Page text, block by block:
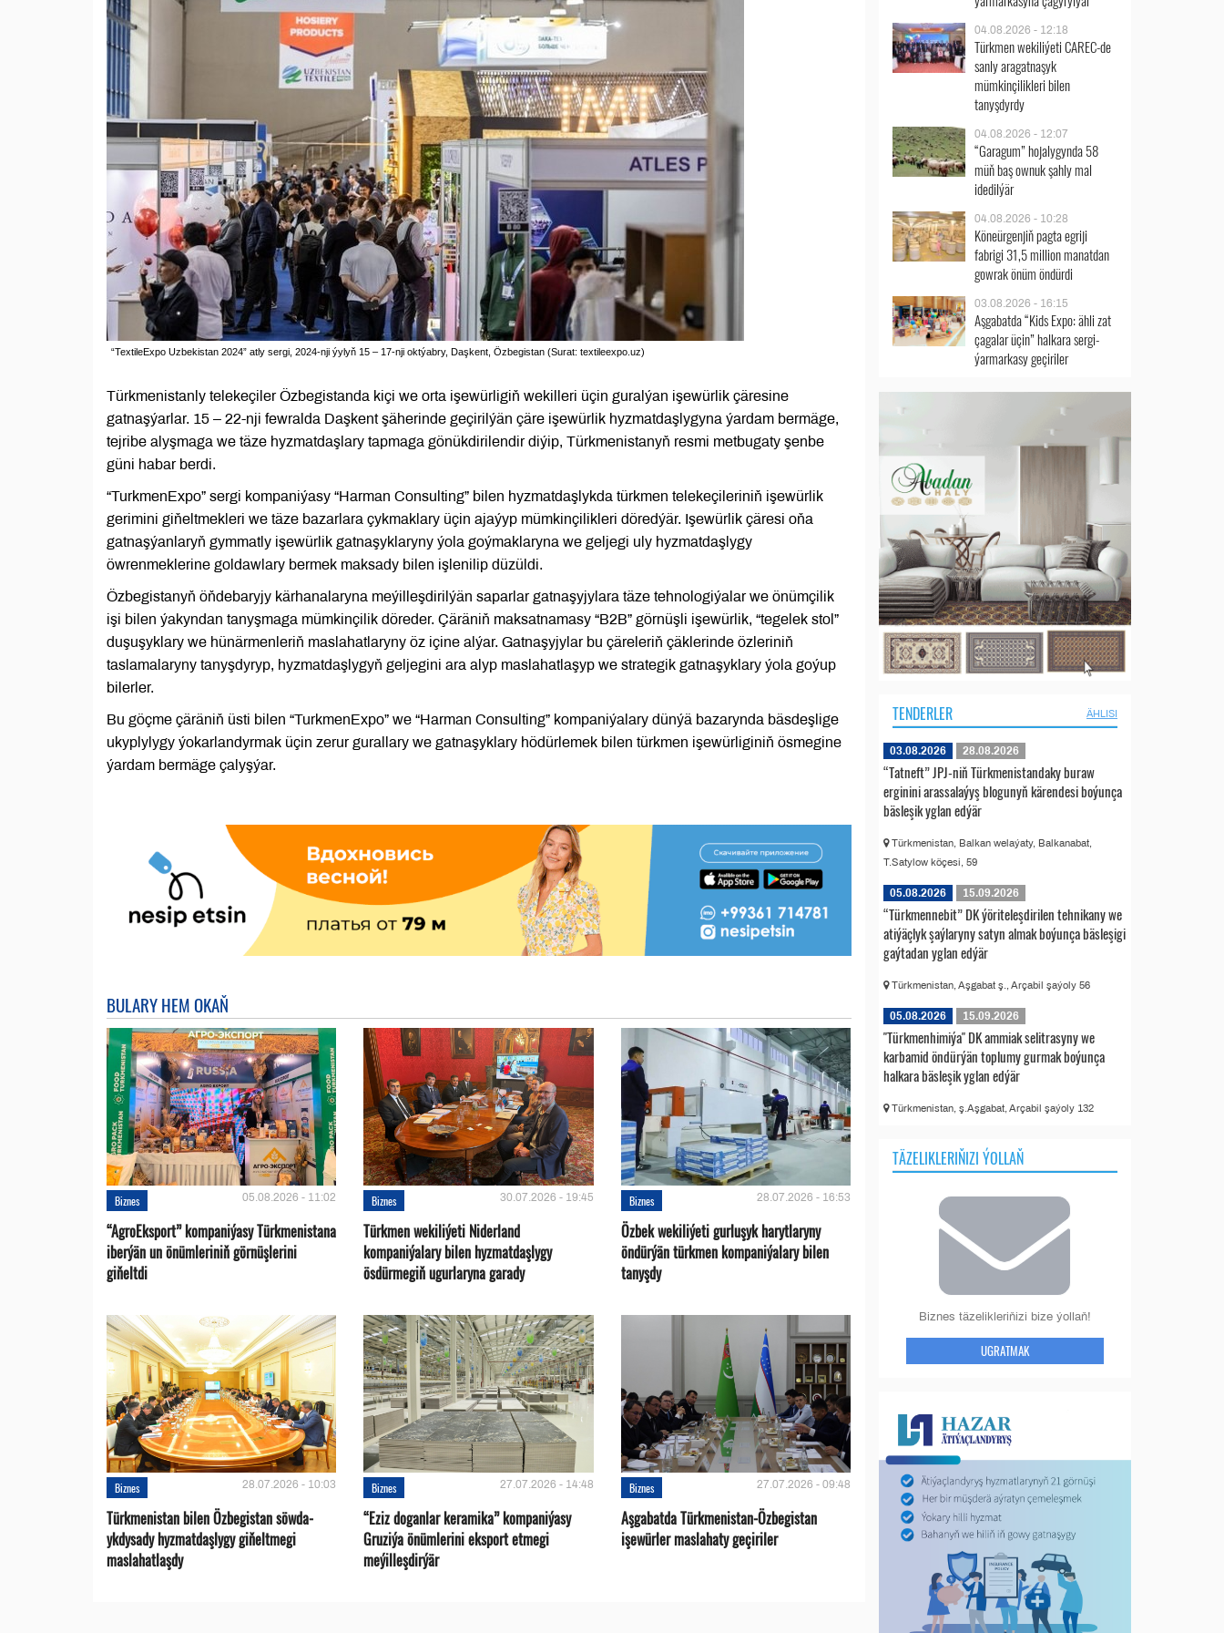
“TextileExpo Uzbekistan 2024” atly sergi, 2024-nji ýylyň 15 – 17-nji oktýabry, Daşkent, Özbegistan (Surat: textileexpo.uz)
Türkmenistanly telekeçiler Özbegistanda kiçi we orta işewürligiň wekilleri üçin guralýan işewürlik çäresine
gatnaşýarlar. 15 – 22-nji fewralda Daşkent şäherinde geçirilýän çäre işewürlik hyzmatdaşlygyna ýardam bermäge,
tejribe alyşmaga we täze hyzmatdaşlary tapmaga gönükdirilendir diýip, Türkmenistanyň resmi metbugaty şenbe
güni habar berdi.
“TurkmenExpo” sergi kompaniýasy “Harman Consulting” bilen hyzmatdaşlykda türkmen telekeçileriniň işewürlik
gerimini giňeltmekleri we täze bazarlara çykmaklary üçin ajaýyp mümkinçilikleri döredýär. Işewürlik çäresi oňa
gatnaşýanlaryň gymmatly işewürlik gatnaşyklaryny ýola goýmaklaryna we geljegi uly hyzmatdaşlygy
öwrenmeklerine goldawlary bermek maksady bilen işlenilip düzüldi.
Özbegistanyň öňdebaryjy kärhanalaryna meýilleşdirilýän saparlar gatnaşyjylara täze tehnologiýalar we önümçilik
işi bilen ýakyndan tanyşmaga mümkinçilik döreder. Çäräniň maksatnamasy “B2B” görnüşli işewürlik, “tegelek stol”
duşuşyklary we hünärmenleriň maslahatlaryny öz içine alýar. Gatnaşyjylar bu çäreleriň çäklerinde özleriniň
taslamalaryny tanyşdyryp, hyzmatdaşlygyň geljegini ara alyp maslahatlaşyp we strategik gatnaşyklary ýola goýup
bilerler.
Bu göçme çäräniň üsti bilen “TurkmenExpo” we “Harman Consulting” kompaniýalary dünýä bazarynda bäsdeşlige
ukyplylygy ýokarlandyrmak üçin zerur gurallary we gatnaşyklary hödürlemek bilen türkmen işewürliginiň ösmegine
ýardam bermäge çalyşýar.
BULARY HEM OKAŇ
Biznes 05.08.2026 - 11:02
“AgroEksport” kompaniýasy Türkmenistana
iberýän un önümleriniň görnüşlerini
giňeltdi
Biznes 30.07.2026 - 19:45
Türkmen wekiliýeti Niderland
kompaniýalary bilen hyzmatdaşlygy
ösdürmegiň ugurlaryna garady
Biznes 28.07.2026 - 16:53
Özbek wekiliýeti gurluşyk harytlaryny
öndürýän türkmen kompaniýalary bilen
tanyşdy
Biznes 28.07.2026 - 10:03
Türkmenistan bilen Özbegistan söwda-
ykdysady hyzmatdaşlygy giňeltmegi
maslahatlaşdy
Biznes 27.07.2026 - 14:48
“Eziz doganlar keramika” kompaniýasy
Gruziýa önümlerini eksport etmegi
meýilleşdirýär
Biznes 27.07.2026 - 09:48
Aşgabatda Türkmenistan-Özbegistan
işewürler maslahaty geçiriler
04.08.2026 - 12:18
Türkmen wekiliýeti CAREC-de
sanly aragatnaşyk
mümkinçilikleri bilen
tanyşdyrdy
04.08.2026 - 12:07
“Garagum” hojalygynda 58
müň baş ownuk şahly mal
idedilýär
04.08.2026 - 10:28
Köneürgenjiň pagta egriji
fabrigi 31,5 million manatdan
gowrak önüm öndürdi
03.08.2026 - 16:15
Aşgabatda “Kids Expo: ähli zat
çagalar üçin” halkara sergi-
ýarmarkasy geçiriler
TENDERLER ÄHLISI
03.08.2026 28.08.2026
“Tatneft” JPJ-niň Türkmenistandaky buraw
erginini arassalaýyş blogunyň kärendesi boýunça
bäsleşik yglan edýär
Türkmenistan, Balkan welaýaty, Balkanabat,
T.Satylow köçesi, 59
05.08.2026 15.09.2026
“Türkmennebit” DK ýöriteleşdirilen tehnikany we
atiýäçlyk şaýlaryny satyn almak boýunça bäsleşigi
gaýtadan yglan edýär
Türkmenistan, Aşgabat ş., Arçabil şaýoly 56
05.08.2026 15.09.2026
"Türkmenhimiýa" DK ammiak selitrasyny we
karbamid öndürýän toplumy gurmak boýunça
halkara bäsleşik yglan edýär
Türkmenistan, ş.Aşgabat, Arçabil şaýoly 132
TÄZELIKLERIŇIZI ÝOLLAŇ
Biznes täzelikleriňizi bize ýollaň!
UGRATMAK